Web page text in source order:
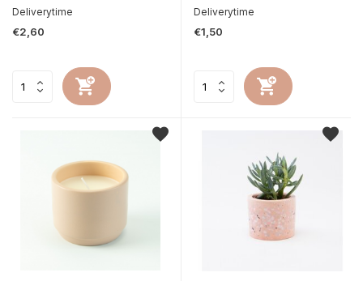
Deliverytime
€2,60
Deliverytime
€1,50